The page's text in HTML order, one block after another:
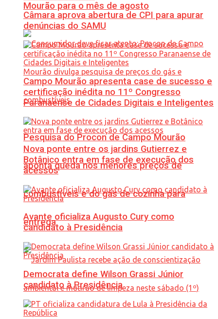
Mourão para o mês de agosto
Pesquisa do Procon de Campo Mourão
aponta queda nos menores preços de
combustíveis e do gás de cozinha para
entrega
Câmara aprova abertura de CPI para apurar
denúncias do SAMU
Campo Mourão apresenta case de sucesso e
certificação inédita no 11º Congresso
Paranaense de Cidades Digitais e Inteligentes
Nova ponte entre os jardins Gutierrez e
Botânico entra em fase de execução dos
acessos
Avante oficializa Augusto Cury como
candidato à Presidência
Democrata define Wilson Grassi Júnior
candidato à Presidência